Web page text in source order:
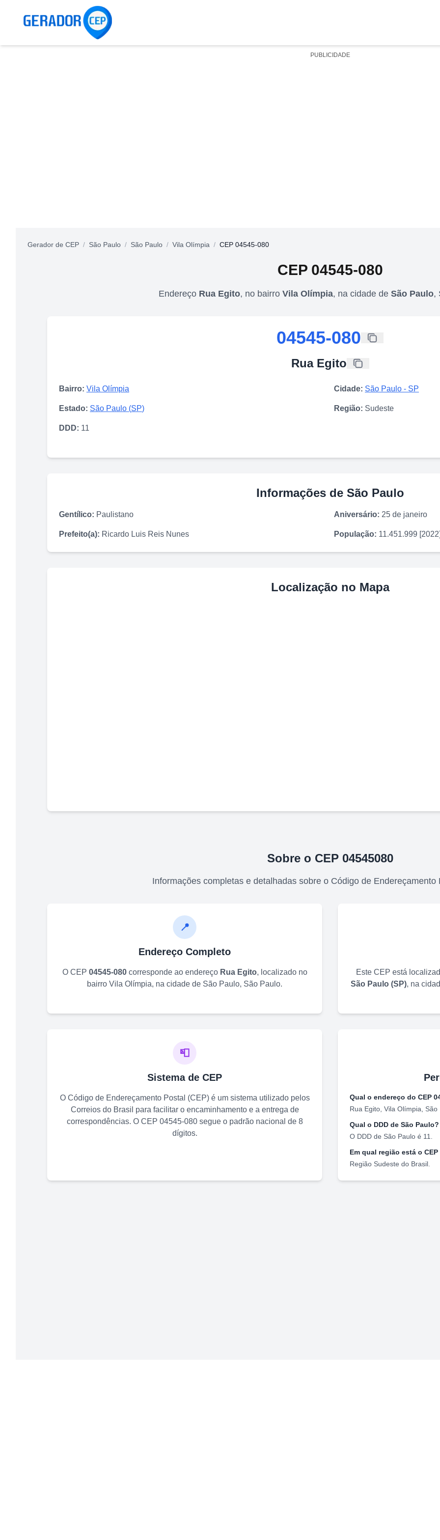
PUBLICIDADE
Gerador de CEP / São Paulo / São Paulo / Vila Olímpia / CEP 04545-080
CEP 04545-080
Endereço Rua Egito, no bairro Vila Olímpia, na cidade de São Paulo,
04545-080
Rua Egito
Bairro: Vila Olímpia Cidade: São Paulo - SP
Estado: São Paulo (SP) Região: Sudeste
DDD: 11
Informações de São Paulo
Gentílico: Paulistano Aniversário: 25 de janeiro
Prefeito(a): Ricardo Luis Reis Nunes População: 11.451.999
Localização no Mapa
Sobre o CEP 04545080
Informações completas e detalhadas sobre o Código de
📍
Endereço Completo
O CEP 04545-080corresponde ao endereço Rua Egito, localizado no
bairro Vila Olímpia, na cidade de São Paulo, São Paulo.
Este CEP está
São Paulo (SP), na
📮
Sistema de CEP
O Código de Endereçamento Postal (CEP) é um sistema utilizado pelos
Correios do Brasil para facilitar o encaminhamento e a entrega de
correspondências. O CEP 04545-080segue o padrão nacional de 8
dígitos.
Qual o endereço do CEP
Rua Egito Vila Olímpia
São
Qual o DDD de São Paulo?
O DDD de São Paulo é 11
Em qual região está o CEP
Região Sudeste do Brasil.